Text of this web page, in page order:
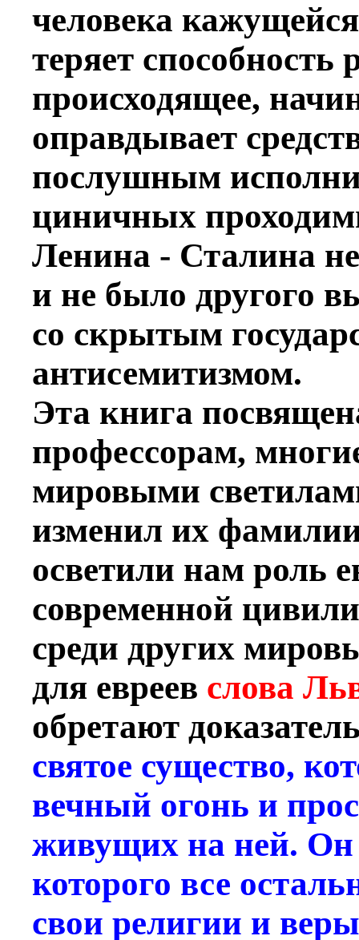
человека
теряет способность
происходящее,
оправдывает
послушным
циничных
Ленина - Сталина
и не было другого
со скрытым
антисемитизмом.
Эта книга
профессорам,
мировыми
изменил их
осветили нам роль
современной
среди других
для евреев слова
обретают
святое существо,
вечный огонь и
живущих на ней. Он
которого все
свои религии и